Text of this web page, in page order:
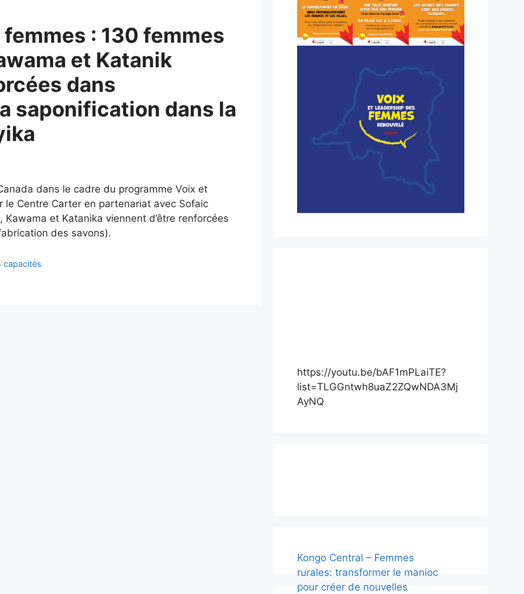
: 130 femmes
et Katanik
dans
saponification dans la
dans le cadre du programme Voix et
Centre Carter en partenariat avec Sofaic
et Katanika viennent d’être renforcées
des savons).
capacités
https://youtu.be/bAF1mPLaiTE?
list=TLGGntwh8uaZ2ZQwNDA3Mj
AyNQ
Kongo Central – Femmes
rurales: transformer le manioc
pour créer de nouvelles